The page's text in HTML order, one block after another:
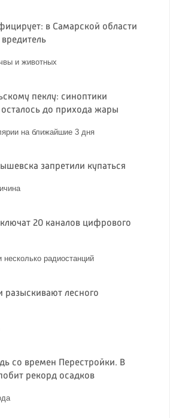
в Самарской области
и животных
пеклу: синоптики
осталось до прихода жары
на ближайшие 3 дня
запретили купаться
20 каналов цифрового
радиостанций
разыскивают лесного
со времен Перестройки. В
рекорд осадков